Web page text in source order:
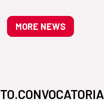
MORE NEWS